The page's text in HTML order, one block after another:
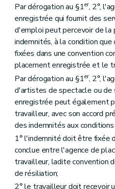
Par dérogation au §1er, 2°,
enregistrée qui fournit des
d'emploi peut percevoir de la
indemnités, à la condition
fixées dans une convention
placement enregistrée et le
Par dérogation au §1er, 2°,
d'artistes de spectacle ou de
enregistrée peut également
travailleur, avec son accord
des indemnités aux
1° l'indemnité doit être fixée
conclue entre l'agence de
travailleur, ladite convention
de résiliation;
2° le travailleur doit recevoir